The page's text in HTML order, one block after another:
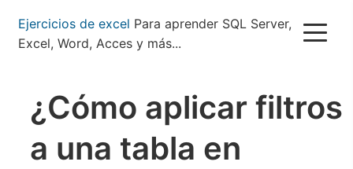
Pasar
contenido
Ejercicios de excel Para aprender SQL Server,
Excel, Word, Acces y más...
¿Cómo aplicar filtros
a una tabla en